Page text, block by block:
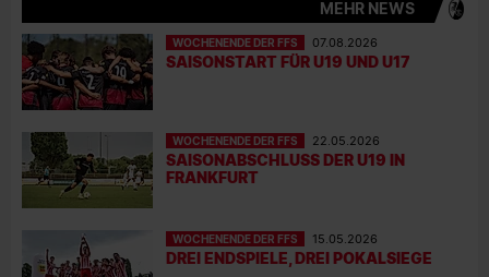
MEHR NEWS
WOCHENENDE DER FFS 07.08.2026
SAISONSTART FÜR U19 UND U17
WOCHENENDE DER FFS 22.05.2026
SAISONABSCHLUSS DER U19 IN
FRANKFURT
WOCHENENDE DER FFS 15.05.2026
DREI ENDSPIELE, DREI POKALSIEGE